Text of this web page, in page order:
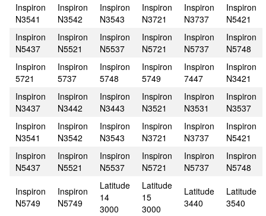
Inspiron
N3541
Inspiron
N3542
Inspiron
N3543
Inspiron
N3721
Inspiron
N3737
Inspiron
N5421
Inspiron
N5437
Inspiron
N5521
Inspiron
N5537
Inspiron
N5721
Inspiron
N5737
Inspiron
N5748
Inspiron
5721
Inspiron
5737
Inspiron
5748
Inspiron
5749
Inspiron
7447
Inspiron
N3421
Inspiron
N3437
Inspiron
N3442
Inspiron
N3443
Inspiron
N3521
Inspiron
N3531
Inspiron
N3537
Inspiron
N3541
Inspiron
N3542
Inspiron
N3543
Inspiron
N3721
Inspiron
N3737
Inspiron
N5421
Inspiron
N5437
Inspiron
N5521
Inspiron
N5537
Inspiron
N5721
Inspiron
N5737
Inspiron
N5748
Inspiron
N5749
Inspiron
N5749
Latitude
14
3000
Latitude
15
3000
Latitude
3440
Latitude
3540